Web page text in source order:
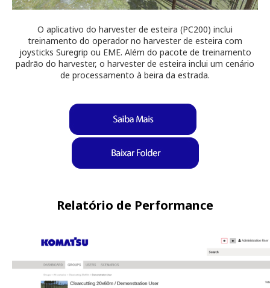
O aplicativo do harvester de esteira (PC200) inclui
treinamento do operador no harvester de esteira com
joysticks Suregrip ou EME. Além do pacote de treinamento
padrão do harvester, o harvester de esteira inclui um cenário
de processamento à beira da estrada.
Relatório de Performance